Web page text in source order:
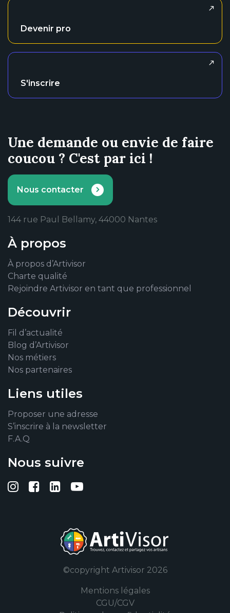
Devenir pro
S'inscrire
Une demande ou envie de faire
coucou ? C'est par ici !
Nous contacter
144 rue Paul Bellamy, 44000 Nantes
À propos
À propos d’Artivisor
Charte qualité
Rejoindre Artivisor en tant que professionnel
Découvrir
Fil d’actualité
Blog d’Artivisor
Nos métiers
Nos partenaires
Liens utiles
Proposer une adresse
S’inscrire à la newsletter
F.A.Q
Nous suivre
Suivez-nous sur Instagram
Suivez-nous sur Facebook
Suivez-nous sur Linkedin
Suivez-nous sur
©copyright Artivisor 2026
Mentions légales
CGU/CGV